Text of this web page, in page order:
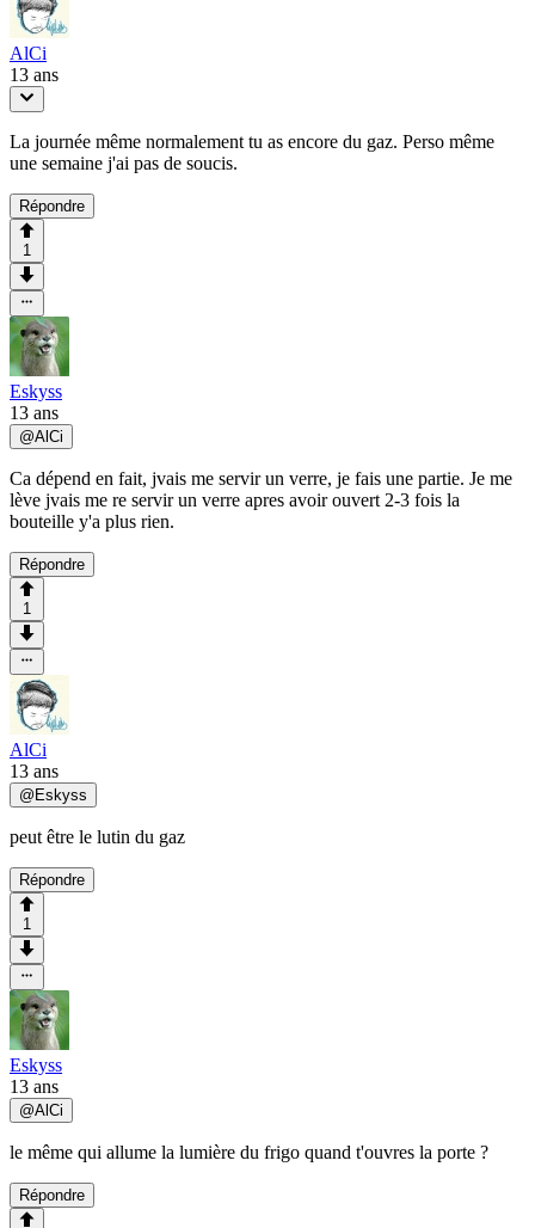
AlCi
13 ans
La journée même normalement tu as encore du gaz. Perso même
une semaine j'ai pas de soucis.
Répondre
1
Eskyss
13 ans
@AlCi
Ca dépend en fait, jvais me servir un verre, je fais une partie. Je me
lève jvais me re servir un verre apres avoir ouvert 2-3 fois la
bouteille y'a plus rien.
Répondre
1
AlCi
13 ans
@ Eskyss
peut être le lutin du gaz
Répondre
1
Eskyss
13 ans
@AlCi
le même qui allume la lumière du frigo quand t'ouvres la porte ?
Répondre